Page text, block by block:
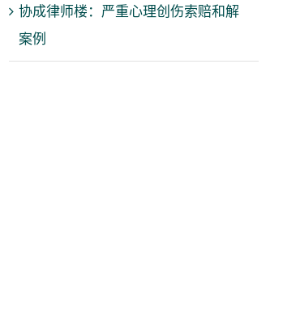
协成律师楼：严重心理创伤索赔和解
案例